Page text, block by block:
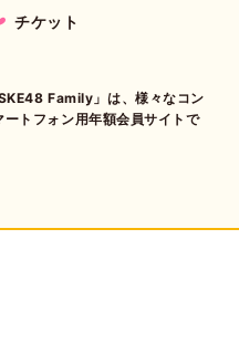
チケット
Family」は、様々なコン
トフォン用年額会員サイトで